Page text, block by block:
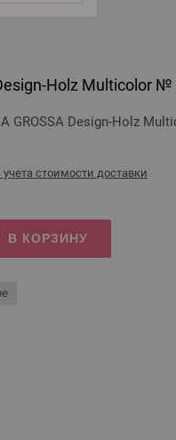
Holz Multicolor №
GROSSA Design-Holz
учета стоимости доставки
В КОРЗИНУ